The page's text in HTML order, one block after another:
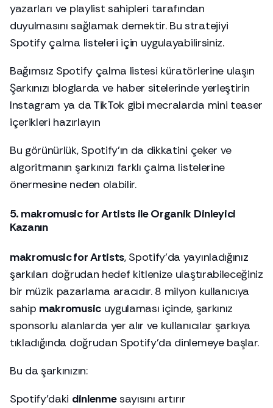
yazarları ve playlist sahipleri tarafından
duyulmasını sağlamak demektir. Bu stratejiyi
Spotify çalma listeleri için uygulayabilirsiniz.
Bağımsız Spotify çalma listesi küratörlerine ulaşın
Şarkınızı bloglarda ve haber sitelerinde yerleştirin
Instagram ya da TikTok gibi mecralarda mini teaser
içerikleri hazırlayın
Bu görünürlük, Spotify’ın da dikkatini çeker ve
algoritmanın şarkınızı farklı çalma listelerine
önermesine neden olabilir.
5. makromusic for Artists ile Organik Dinleyici
Kazanın
makromusic for Artists, Spotify’da yayınladığınız
şarkıları doğrudan hedef kitlenize ulaştırabileceğiniz
bir müzik pazarlama aracıdır. 8 milyon kullanıcıya
sahip makromusicuygulaması içinde, şarkınız
sponsorlu alanlarda yer alır ve kullanıcılar şarkıya
tıkladığında doğrudan Spotify’da dinlemeye başlar.
Bu da şarkınızın:
Spotify’daki dinlenmesayısını artırır